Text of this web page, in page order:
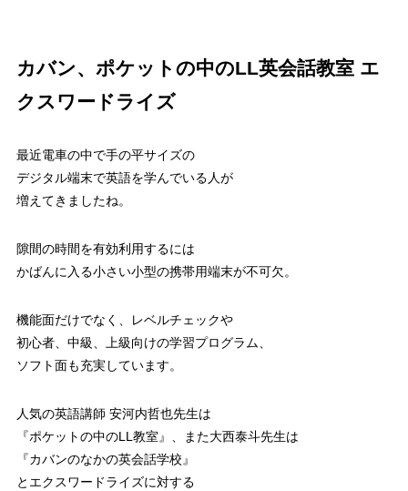
カバン、ポケットの中のLL英会話教室 エ
クスワードライズ
最近電車の中で手の平サイズの
デジタル端末で英語を学んでいる人が
増えてきましたね。
隙間の時間を有効利用するには
かばんに入る小さい小型の携帯用端末が不可欠。
機能面だけでなく、レベルチェックや
初心者、中級、上級向けの学習プログラム、
ソフト面も充実しています。
人気の英語講師 安河内哲也先生は
『ポケットの中のLL教室』、また大西泰斗先生は
『カバンのなかの英会話学校』
とエクスワードライズに対する